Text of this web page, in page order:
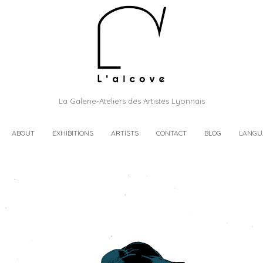
La Galerie-Ateliers des Artistes Lyonnais
ABOUT EXHIBITIONS ARTISTS CONTACT BLOG